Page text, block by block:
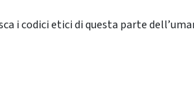
i codici etici di questa parte